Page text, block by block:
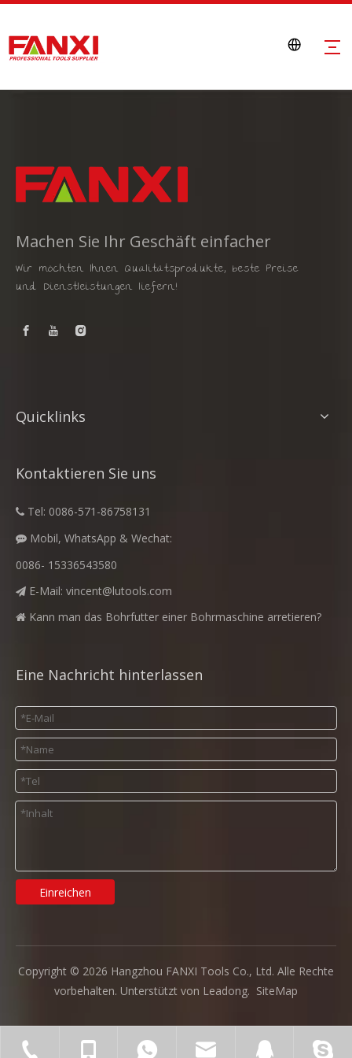
Machen Sie Ihr Geschäft einfacher
Wir möchten Ihnen Qualitätsprodukte, beste Preise
und Dienstleistungen liefern!
Quicklinks
Kontaktieren Sie uns
 Tel: 0086-571-86758131
 Mobil, WhatsApp & Wechat:
0086- 15336543580
 E-Mail: vincent@lutools.com
 Kann man das Bohrfutter einer Bohrmaschine arretieren?
Eine Nachricht hinterlassen
Einreichen
Copyright © 2026 Hangzhou FANXI Tools Co., Ltd. Alle Rechte
vorbehalten. Unterstützt von Leadong. SiteMap